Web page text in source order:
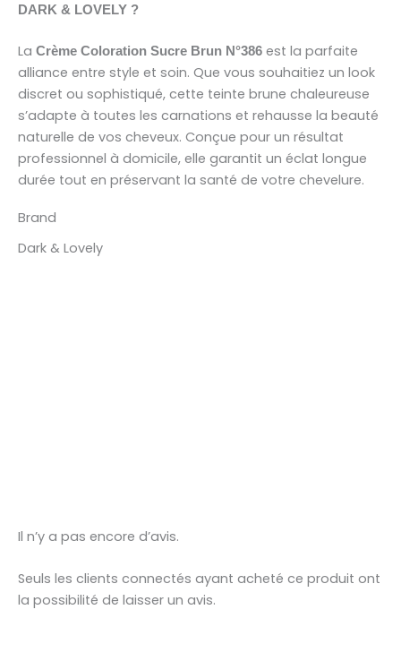
DARK & LOVELY ?
La Crème Coloration Sucre Brun N°386 est la parfaite
alliance entre style et soin. Que vous souhaitiez un look
discret ou sophistiqué, cette teinte brune chaleureuse
s’adapte à toutes les carnations et rehausse la beauté
naturelle de vos cheveux. Conçue pour un résultat
professionnel à domicile, elle garantit un éclat longue
durée tout en préservant la santé de votre chevelure.
Brand
Dark & Lovely
Il n’y a pas encore d’avis.
Seuls les clients connectés ayant acheté ce produit ont
la possibilité de laisser un avis.